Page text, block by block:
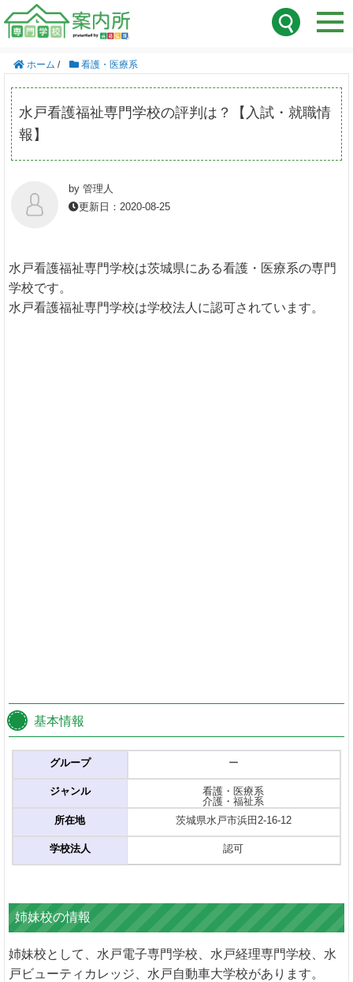
ホーム / 看護・医療系
水戸看護福祉専門学校の評判は？【入試・就職情
報】
by 管理人
更新日：2020-08-25
水戸看護福祉専門学校は茨城県にある看護・医療系の専門
学校です。
水戸看護福祉専門学校は学校法人に認可されています。
基本情報
グループ
ジャンル
所在地
学校法人
ー
看護・医療系
介護・福祉系
茨城県水戸市浜田2-16-12
認可
姉妹校の情報
姉妹校として、水戸電子専門学校、水戸経理専門学校、水
戸ビューティカレッジ、水戸自動車大学校があります。